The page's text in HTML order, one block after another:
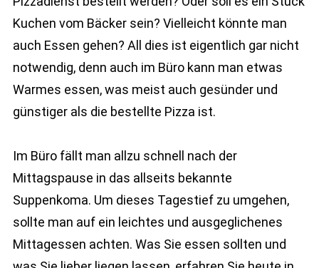
Kuchen vom Bäcker sein? Vielleicht könnte man
auch Essen gehen? All dies ist eigentlich gar nicht
notwendig, denn auch im Büro kann man etwas
Warmes essen, was meist auch gesünder und
günstiger als die bestellte Pizza ist.
Im Büro fällt man allzu schnell nach der
Mittagspause in das allseits bekannte
Suppenkoma. Um dieses Tagestief zu umgehen,
sollte man auf ein leichtes und ausgeglichenes
Mittagessen achten. Was Sie essen sollten und